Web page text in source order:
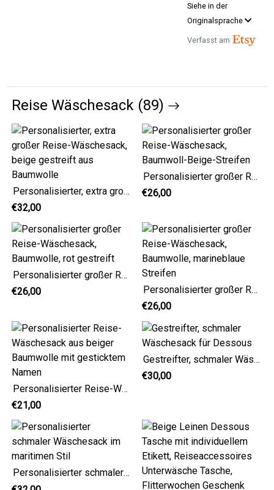
Siehe in der
Originalsprache
Verfasst am
Reise Wäschesack (89)
Personalisierter, extra großer Reise-Wäschesack, beige gestreift aus Baumwolle
€32,00
Personalisierter großer Reise-Wäschesack, Baumwoll-Beige-Streifen
€26,00
Personalisierter großer Reise-Wäschesack, Baumwolle, rot gestreift
€26,00
Personalisierter großer Reise-Wäschesack, Baumwolle, marineblaue Streifen
€26,00
Personalisierter Reise-Wäschesack aus beiger Baumwolle mit gesticktem Namen
€21,00
Gestreifter, schmaler Wäschesack für Dessous
€30,00
Personalisierter schmaler Wäschesack im maritimen Stil